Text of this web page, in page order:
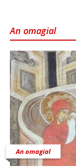
An omagial
An omagial